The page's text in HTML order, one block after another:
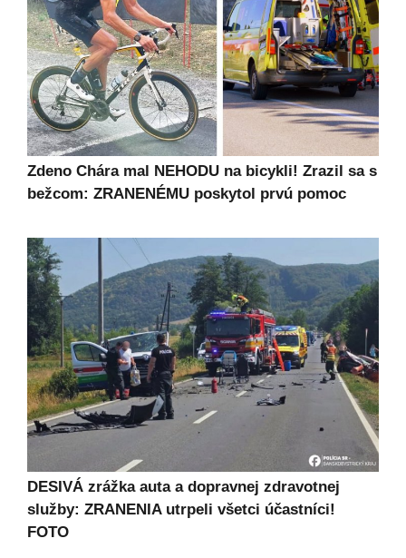
Zdeno Chára mal NEHODU na bicykli! Zrazil sa s
bežcom: ZRANENÉMU poskytol prvú pomoc
DESIVÁ zrážka auta a dopravnej zdravotnej
služby: ZRANENIA utrpeli všetci účastníci!
FOTO